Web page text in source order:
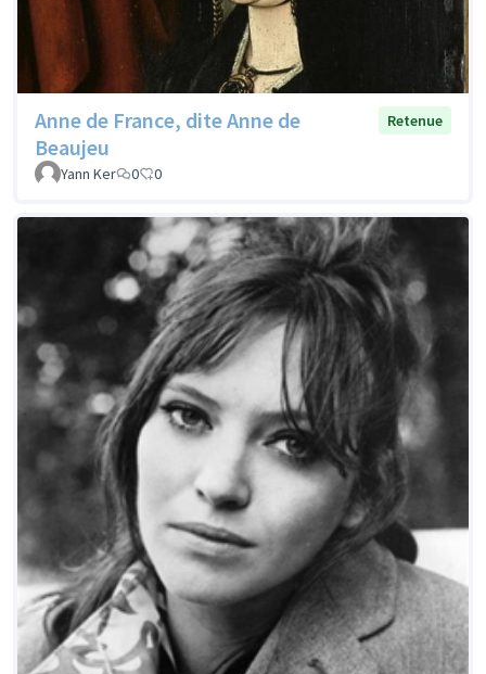
Anne de France, dite Anne de
Beaujeu
Retenue
Yann Ker 0 0